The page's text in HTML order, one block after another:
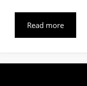
Read more